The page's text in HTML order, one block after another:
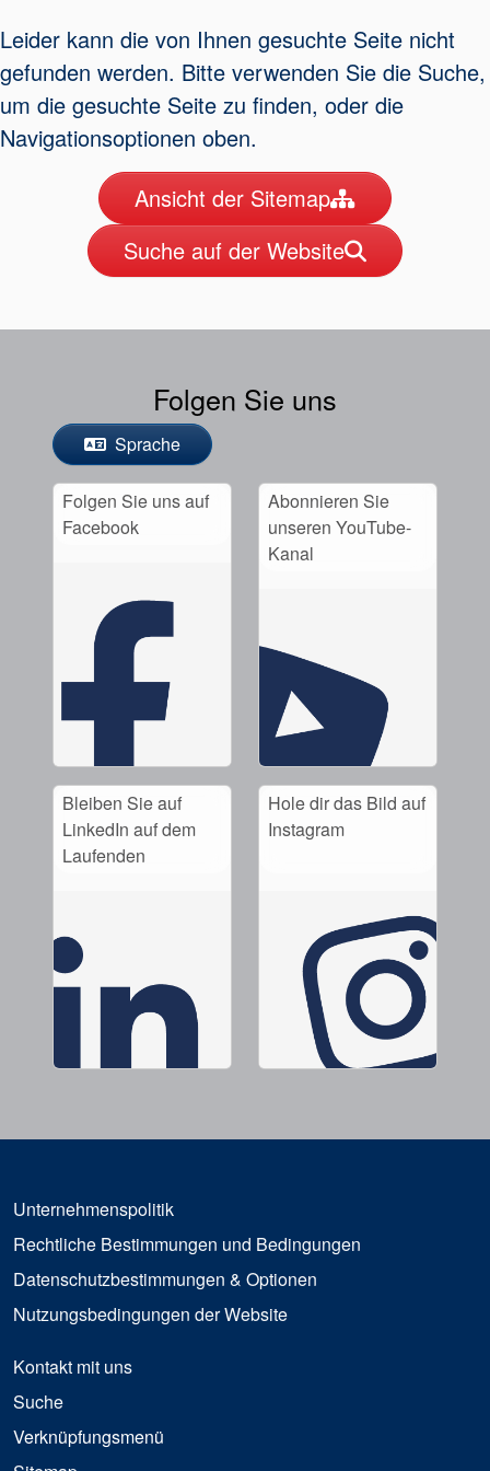
Zertifizierungen und
Standards
Standorte
Neuigkeiten
Akademie
Produktbroschüren
Leider kann die von Ihnen gesuchte Seite nicht
gefunden werden. Bitte verwenden Sie die Suche,
um die gesuchte Seite zu finden, oder die
Navigationsoptionen oben.
Ansicht der Sitemap
Suche auf der Website
Folgen Sie uns
Sprache
Folgen Sie uns auf
Facebook
Abonnieren Sie
unseren YouTube-
Kanal
Bleiben Sie auf
LinkedIn auf dem
Laufenden
Hole dir das Bild auf
Instagram
Unternehmenspolitik
Rechtliche Bestimmungen und Bedingungen
Datenschutzbestimmungen & Optionen
Nutzungsbedingungen der Website
Kontakt mit uns
Suche
Verknüpfungsmenü